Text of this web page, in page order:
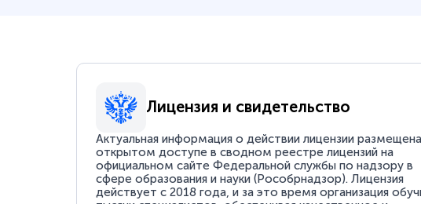
Лицензия и свидетельство
Актуальная информация о действии лицензии
открытом доступе в сводном реестре лицензий на
официальном сайте Федеральной службы по надзору в
сфере образования и науки (Рособрнадзор). Лицензия
действует с 2018 года, и за это время организация